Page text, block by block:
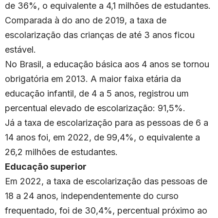
de 36%, o equivalente a 4,1 milhões de estudantes.
Comparada à do ano de 2019, a taxa de
escolarização das crianças de até 3 anos ficou
estável.
No Brasil, a educação básica aos 4 anos se tornou
obrigatória em 2013. A maior faixa etária da
educação infantil, de 4 a 5 anos, registrou um
percentual elevado de escolarização: 91,5%.
Já a taxa de escolarização para as pessoas de 6 a
14 anos foi, em 2022, de 99,4%, o equivalente a
26,2 milhões de estudantes.
Educação superior
Em 2022, a taxa de escolarização das pessoas de
18 a 24 anos, independentemente do curso
frequentado, foi de 30,4%, percentual próximo ao